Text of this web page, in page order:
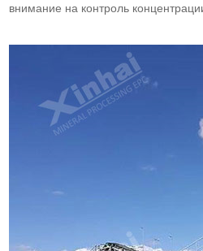
внимание на контроль